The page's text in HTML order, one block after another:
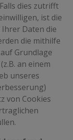
dies zutrifft
ist die
Daten die
die mithilfe
Grundlage
an einem
unseres
von Cookies